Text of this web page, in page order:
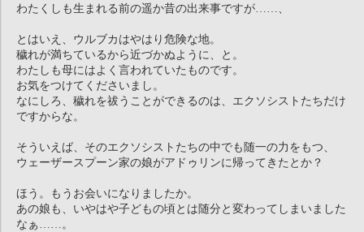
わたくしも生まれる前の遥か昔の出来事ですが……、
とはいえ、ウルブカはやはり危険な地。
穢れが満ちているから近づかぬように、と。
わたしも母にはよく言われていたものです。
お気をつけてくださいまし。
なにしろ、穢れを祓うことができるのは、エクソシストたちだけ
ですからな。
そういえば、そのエクソシストたちの中でも随一の力をもつ、
ウェーザースプーン家の娘がアドゥリンに帰ってきたとか？
ほう。もうお会いになりましたか。
あの娘も、いやはや子どもの頃とは随分と変わってしまいました
なぁ……。